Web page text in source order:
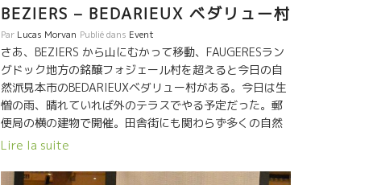
BEZIERS – BEDARIEUX ベダリュー村
Par Lucas Morvan Publié dans Event
さあ、BEZIERS から山にむかって移動、FAUGERESラン
グドック地方の銘醸フォジェール村を超えると今日の自
然派見本市のBEDARIEUXベダリュー村がある。今日は生
憎の雨、晴れていれば外のテラスでやる予定だった。郵
便局の横の建物で開催。田舎街にも関わらず多くの自然
派ファンが集まってきた。 最も遠くからの参加の
シュレールのブルノ・シュレール＊BRUNO SCHUELLER
Lire la suite